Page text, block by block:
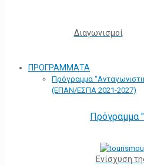
Διαγωνισμοί
ΠΡΟΓΡΑΜΜΑΤΑ
Πρόγραμμα
(ΕΠΑΝ/ΕΣΠΑ 2021-2027)
Πρόγραμμα
Ενίσχυση